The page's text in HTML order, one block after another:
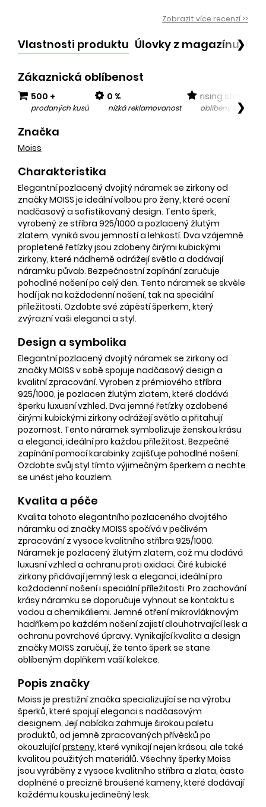
Zobrazit více recenzí >>
Vlastnosti produktu Úlovky z magazínu❯
Zákaznická oblíbenost
500 +
prodaných kusů
0 %
nízká reklamovanost
rising star
oblíbený v❯
Značka
Moiss
Charakteristika
Elegantní pozlacený dvojitý náramek se zirkony od
značky MOISS je ideální volbou pro ženy, které ocení
nadčasový a sofistikovaný design. Tento šperk,
vyrobený ze stříbra 925/1000 a pozlacený žlutým
zlatem, vyniká svou jemností a lehkostí. Dva vzájemně
propletené řetízky jsou zdobeny čirými kubickými
zirkony, které nádherně odrážejí světlo a dodávají
náramku půvab. Bezpečnostní zapínání zaručuje
pohodlné nošení po celý den. Tento náramek se skvěle
hodí jak na každodenní nošení, tak na speciální
příležitosti. Ozdobte své zápěstí šperkem, který
zvýrazní vaši eleganci a styl.
Design a symbolika
Elegantní pozlacený dvojitý náramek se zirkony od
značky MOISS v sobě spojuje nadčasový design a
kvalitní zpracování. Vyroben z prémiového stříbra
925/1000, je pozlacen žlutým zlatem, které dodává
šperku luxusní vzhled. Dva jemné řetízky ozdobené
čirými kubickými zirkony odrážejí světlo a přitahují
pozornost. Tento náramek symbolizuje ženskou krásu
a eleganci, ideální pro každou příležitost. Bezpečné
zapínání pomocí karabinky zajišťuje pohodlné nošení.
Ozdobte svůj styl tímto výjimečným šperkem a nechte
se unést jeho kouzlem.
Kvalita a péče
Kvalita tohoto elegantního pozlaceného dvojitého
náramku od značky MOISS spočívá v pečlivém
zpracování z vysoce kvalitního stříbra 925/1000.
Náramek je pozlacený žlutým zlatem, což mu dodává
luxusní vzhled a ochranu proti oxidaci. Čiré kubické
zirkony přidávají jemný lesk a eleganci, ideální pro
každodenní nošení i speciální příležitosti. Pro zachování
krásy náramku se doporučuje vyhnout se kontaktu s
vodou a chemikáliemi. Jemné otření mikrovláknovým
hadříkem po každém nošení zajistí dlouhotrvající lesk a
ochranu povrchové úpravy. Vynikající kvalita a design
značky MOISS zaručují, že tento šperk se stane
oblíbeným doplňkem vaší kolekce.
Popis značky
Moiss je prestižní značka specializující se na výrobu
šperků, které spojují eleganci s nadčasovým
designem. Její nabídka zahrnuje širokou paletu
produktů, od jemně zpracovaných přívěsků po
okouzlujícíprsteny, které vynikají nejen krásou, ale také
kvalitou použitých materiálů. Všechny šperky Moiss
jsou vyráběny z vysoce kvalitního stříbra a zlata, často
doplněné o precizně broušené kameny, které dodávají
každému kousku jedinečný lesk.